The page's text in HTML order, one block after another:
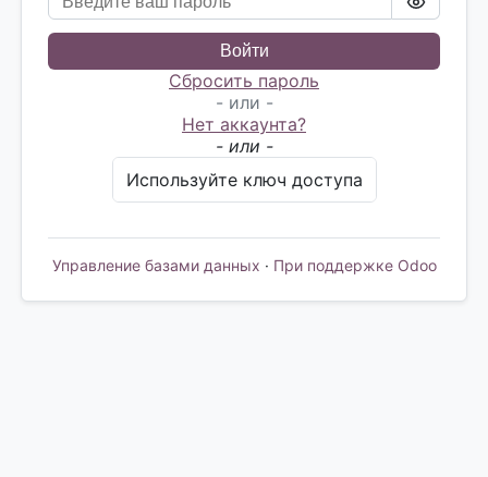
Войти
Сбросить пароль
- или -
Нет аккаунта?
- или -
Используйте ключ доступа
Управление базами данных · При поддержке Odoo